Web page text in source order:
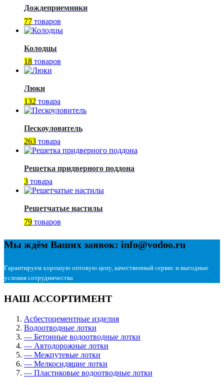
Дождеприемники
77 товаров
Колодцы
18 товаров
Люки
132 товара
Пескоуловитель
263 товара
Решетка придверного поддона
3 товара
Решетчатые настилы
79 товаров
Мы ждём Ваших заявок: info@vodoo.ru
Гарантируем хорошую оптовую цену, качественный сервис и выгодные
условия сотрудничества
НАШ АССОРТИМЕНТ
Асбестоцементные изделия
Водоотводные лотки
— Бетонные водоотводные лотки
— Автодорожные лотки
— Межпутевые лотки
— Мелкосидящие лотки
— Пластиковые водоотводные лотки